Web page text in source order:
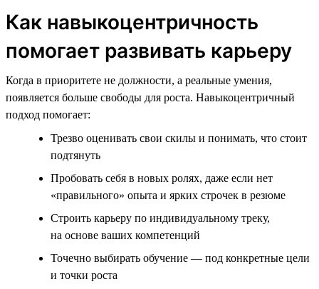
Как навыкоцентричность
помогает развивать карьеру
Когда в приоритете не должности, а реальные умения,
появляется больше свободы для роста. Навыкоцентричный
подход помогает:
Трезво оценивать свои скилы и понимать, что стоит
подтянуть
Пробовать себя в новых ролях, даже если нет
«правильного» опыта и ярких строчек в резюме
Строить карьеру по индивидуальному треку,
на основе ваших компетенций
Точечно выбирать обучение — под конкретные цели
и точки роста